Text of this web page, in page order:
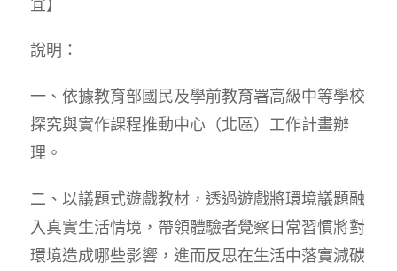
說明：
一、依據教育部國民及學前教育署高級中等學校
探究與實作課程推動中心（北區）工作計畫辦
理。
二、以議題式遊戲教材，透過遊戲將環境議題融
入真實生活情境，帶領體驗者覺察日常習慣將對
環境造成哪些影響，進而反思在生活中落實減碳